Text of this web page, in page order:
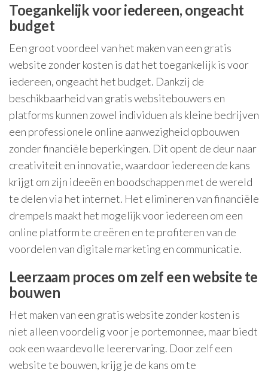
Toegankelijk voor iedereen, ongeacht
budget
Een groot voordeel van het maken van een gratis
website zonder kosten is dat het toegankelijk is voor
iedereen, ongeacht het budget. Dankzij de
beschikbaarheid van gratis websitebouwers en
platforms kunnen zowel individuen als kleine bedrijven
een professionele online aanwezigheid opbouwen
zonder financiële beperkingen. Dit opent de deur naar
creativiteit en innovatie, waardoor iedereen de kans
krijgt om zijn ideeën en boodschappen met de wereld
te delen via het internet. Het elimineren van financiële
drempels maakt het mogelijk voor iedereen om een
online platform te creëren en te profiteren van de
voordelen van digitale marketing en communicatie.
Leerzaam proces om zelf een website te
bouwen
Het maken van een gratis website zonder kosten is
niet alleen voordelig voor je portemonnee, maar biedt
ook een waardevolle leerervaring. Door zelf een
website te bouwen, krijg je de kans om te